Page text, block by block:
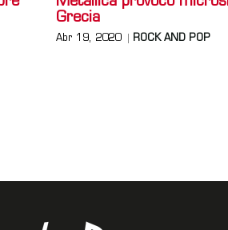
Grecia
Abr 19, 2020 ROCK AND POP